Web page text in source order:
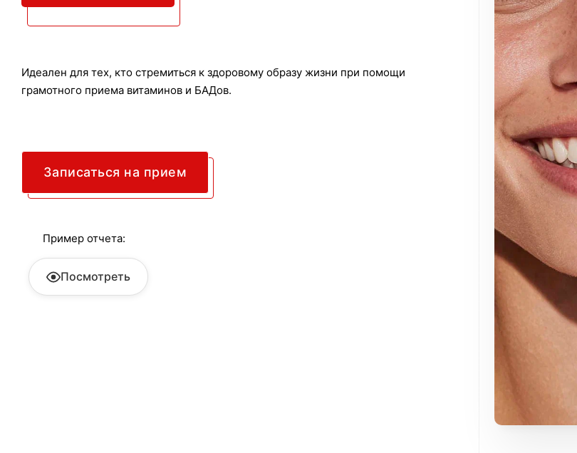
Идеален для тех, кто стремиться к здоровому образу жизни при помощи
грамотного приема витаминов и БАДов.
Записаться на прием
Пример отчета:
Посмотреть